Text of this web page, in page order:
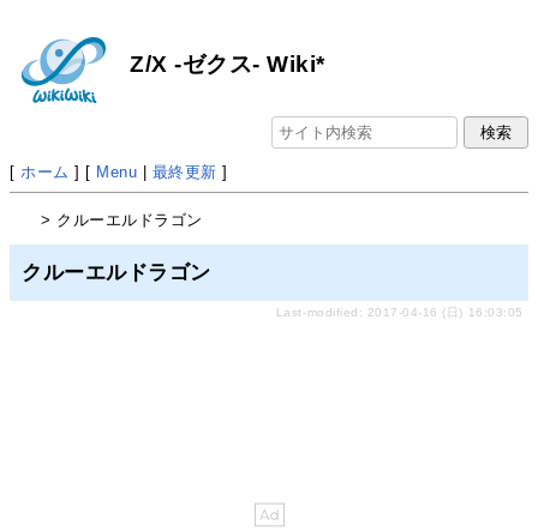
Z/X -ゼクス- Wiki*
[ ホーム ] [ Menu | 最終更新 ]
> クルーエルドラゴン
クルーエルドラゴン
Last-modified: 2017-04-16 (日) 16:03:05